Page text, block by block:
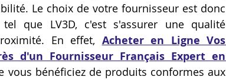
Le choix de votre fournisseur est donc
que LV3D, c'est s'assurer une qualité
En effet, Acheter en Ligne Vos
d'un Fournisseur Français Expert en
vous bénéficiez de produits conformes aux